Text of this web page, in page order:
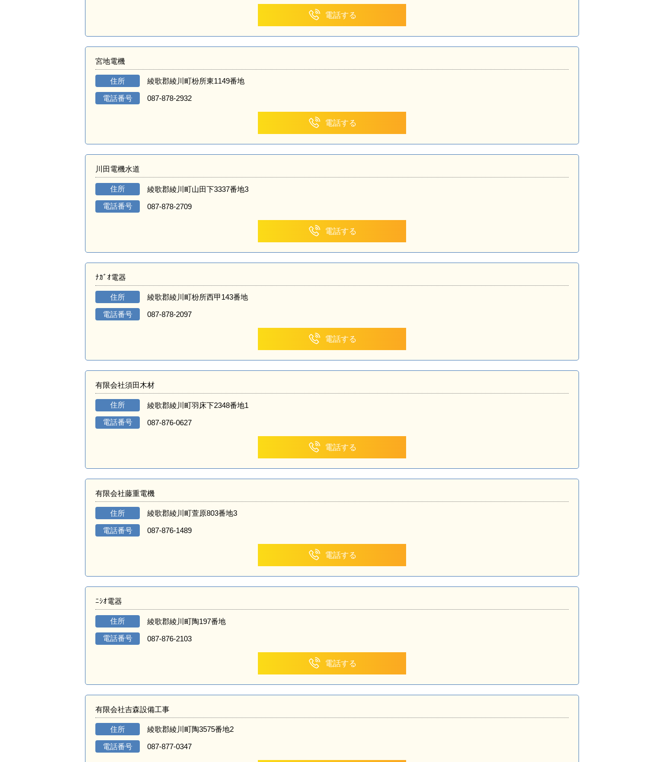
電話する
宮地電機
住所 綾歌郡綾川町枌所東1149番地
電話番号 087-878-2932
電話する
川田電機水道
住所 綾歌郡綾川町山田下3337番地3
電話番号 087-878-2709
電話する
ﾅｶﾞｵ電器
住所 綾歌郡綾川町枌所西甲143番地
電話番号 087-878-2097
電話する
有限会社須田木材
住所 綾歌郡綾川町羽床下2348番地1
電話番号 087-876-0627
電話する
有限会社藤重電機
住所 綾歌郡綾川町萱原803番地3
電話番号 087-876-1489
電話する
ﾆｼｵ電器
住所 綾歌郡綾川町陶197番地
電話番号 087-876-2103
電話する
有限会社吉森設備工事
住所 綾歌郡綾川町陶3575番地2
電話番号 087-877-0347